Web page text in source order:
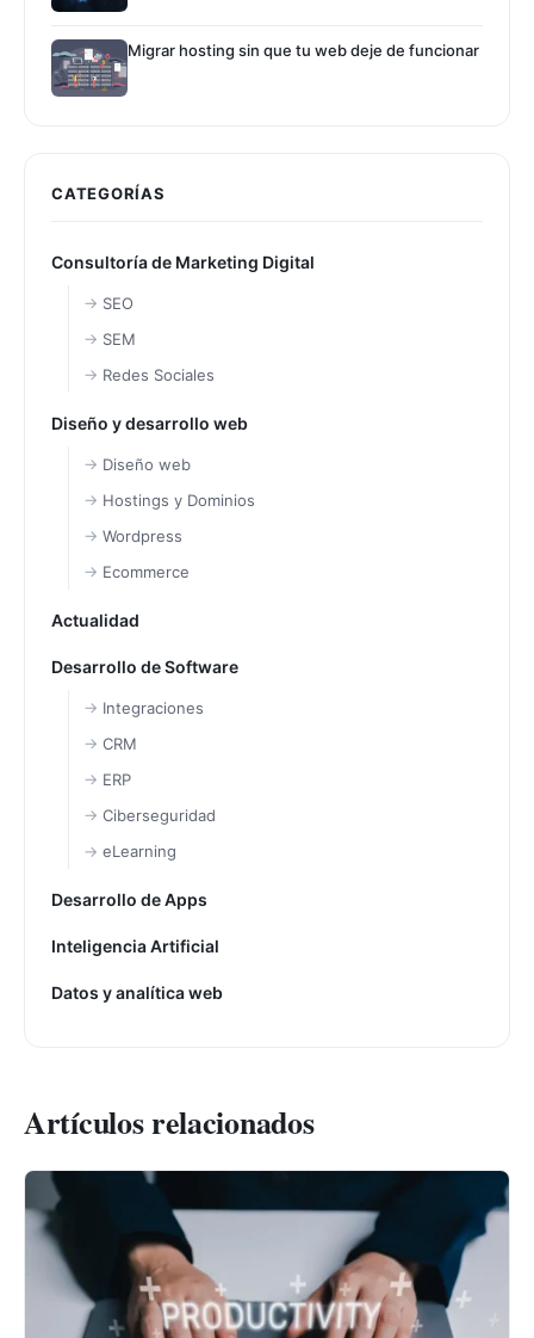
Migrar hosting sin que tu web deje de funcionar
CATEGORÍAS
Consultoría de Marketing Digital
SEO
SEM
Redes Sociales
Diseño y desarrollo web
Diseño web
Hostings y Dominios
Wordpress
Ecommerce
Actualidad
Desarrollo de Software
Integraciones
CRM
ERP
Ciberseguridad
eLearning
Desarrollo de Apps
Inteligencia Artificial
Datos y analítica web
Artículos relacionados